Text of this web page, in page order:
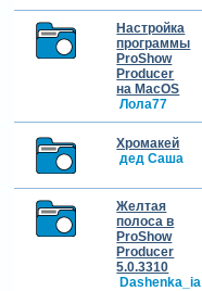
Настройка
программы
ProShow
Producer
на MacOS
Лола77
Хромакей
дед Саша
Желтая
полоса в
ProShow
Producer
5.0.3310
Dashenka_ia